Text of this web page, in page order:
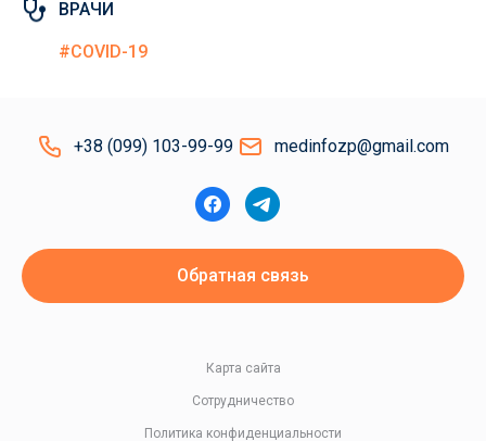
ВРАЧИ
#COVID-19
+38 (099) 103-99-99 medinfozp@gmail.com
Обратная связь
Политика конфиденциальности
Сотрудничество
Карта сайта